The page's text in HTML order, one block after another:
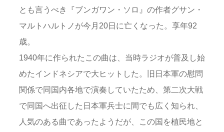
とも言うべき『ブンガワン・ソロ』の作者グサン・
マルトハルトノが今月20日に亡くなった。享年92
歳。
1940年に作られたこの曲は、当時ラジオが普及し始
めたインドネシアで大ヒットした。旧日本軍の慰問
関係で同国内各地で演奏していたため、第二次大戦
で同国へ出征した日本軍兵士に間でも広く知られ、
人気のある曲であったようだが、この国を植民地と